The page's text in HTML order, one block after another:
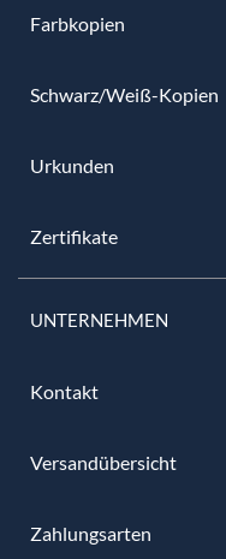
Farbkopien
Schwarz/Weiß-Kopien
Urkunden
Zertifikate
UNTERNEHMEN
Kontakt
Versandübersicht
Zahlungsarten